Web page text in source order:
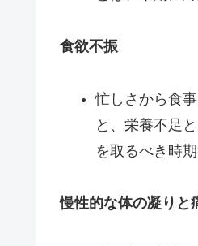
食欲不振
忙しさから食
と、栄養不足
を取るべき時期
慢性的な体の凝りと